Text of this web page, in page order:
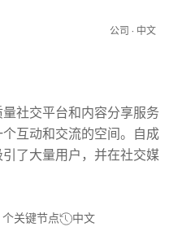
公司 · 中文
社交平台和内容分享服务
互动和交流的空间。自成
了大量用户，并在社交媒
个关键节点 中文